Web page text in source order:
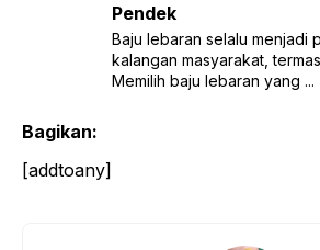
Pendek
Baju lebaran selalu menjadi
kalangan masyarakat,
Memilih baju lebaran yang ...
Bagikan:
[addtoany]